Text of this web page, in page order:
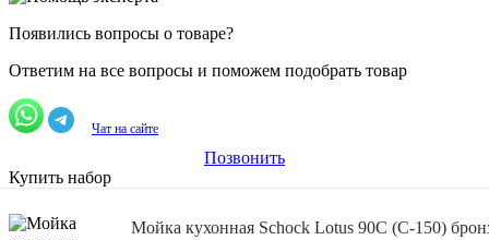
Появились вопросы о товаре?
Ответим на все вопросы и поможем подобрать товар
Чат на сайте
Позвонить
Купить набор
Мойка кухонная Schock Lotus 90С (С-150)